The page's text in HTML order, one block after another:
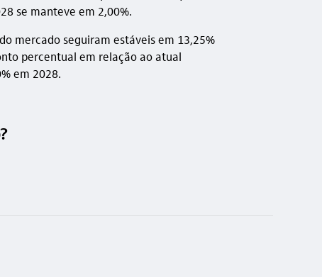
se manteve em 2,00%.
mercado seguiram estáveis em 13,25%
percentual em relação ao atual
em 2028.